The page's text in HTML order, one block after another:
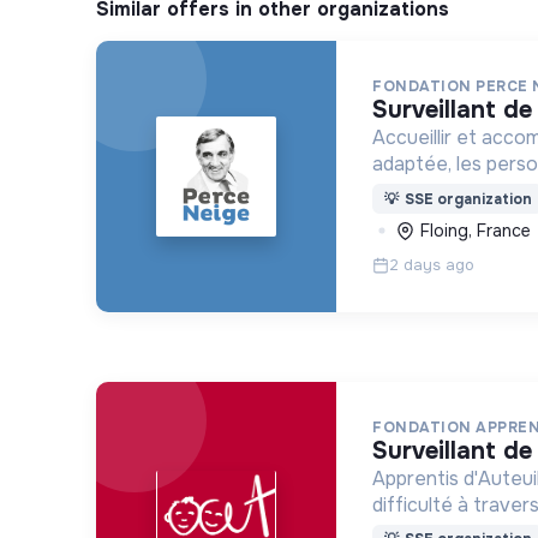
Similar offers in other organizations
FONDATION PERCE
surveillant
Accueillir et
adaptée, les
déficience
ou psychique
💡 SSE organization
Floing, France
2 days ago
FONDATION
surveillant
Apprentis
difficulté à
d’accueil,